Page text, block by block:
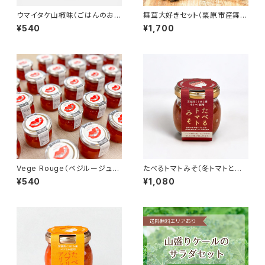
ウマイタケ山椒味（ごはんのお
供）
¥540
舞茸大好きセット（栗原市産舞
茸・約1kg）
¥1,700
Vege Rouge（ベジルージュ）
栗原産パプリカのジャム
¥540
たべるトマトみそ（冬トマトと仙
台味噌の万能みそ）
¥1,080